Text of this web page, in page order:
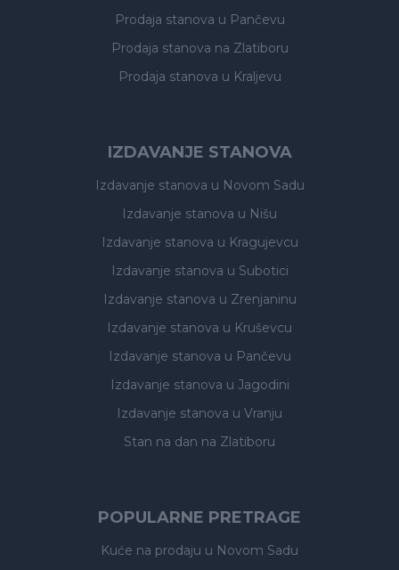
Prodaja stanova u Pančevu
Prodaja stanova na Zlatiboru
Prodaja stanova u Kraljevu
IZDAVANJE STANOVA
Izdavanje stanova u Novom Sadu
Izdavanje stanova u Nišu
Izdavanje stanova u Kragujevcu
Izdavanje stanova u Subotici
Izdavanje stanova u Zrenjaninu
Izdavanje stanova u Kruševcu
Izdavanje stanova u Pančevu
Izdavanje stanova u Jagodini
Izdavanje stanova u Vranju
Stan na dan na Zlatiboru
POPULARNE PRETRAGE
Kuće na prodaju u Novom Sadu